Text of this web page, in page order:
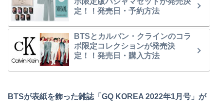
定！！発売日・予約方法
BTSとカルバン・クラインのコラ
ボ限定コレクションが発売決
定！！発売日・購入方法
BTSが表紙を飾った雑誌「GQ KOREA 2022年1月号」が